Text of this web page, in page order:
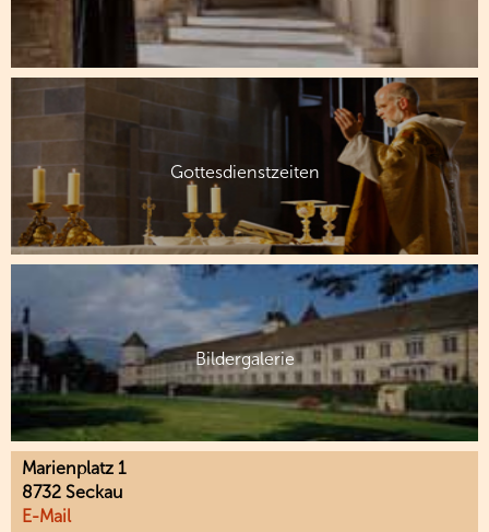
Gottesdienstzeiten
Bildergalerie
Marienplatz 1
8732 Seckau
E-Mail